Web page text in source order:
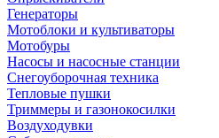
Генераторы
Мотоблоки и культиваторы
Мотобуры
Насосы и насосные станции
Снегоуборочная техника
Тепловые пушки
Триммеры и газонокосилки
Воздуходувки